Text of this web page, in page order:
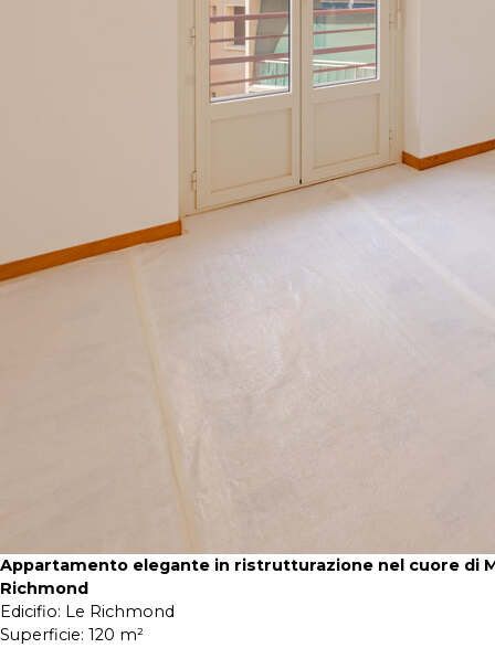
Appartamento elegante in ristrutturazione nel cuore di
Richmond
Edicifio: Le Richmond
Superficie: 120 m²